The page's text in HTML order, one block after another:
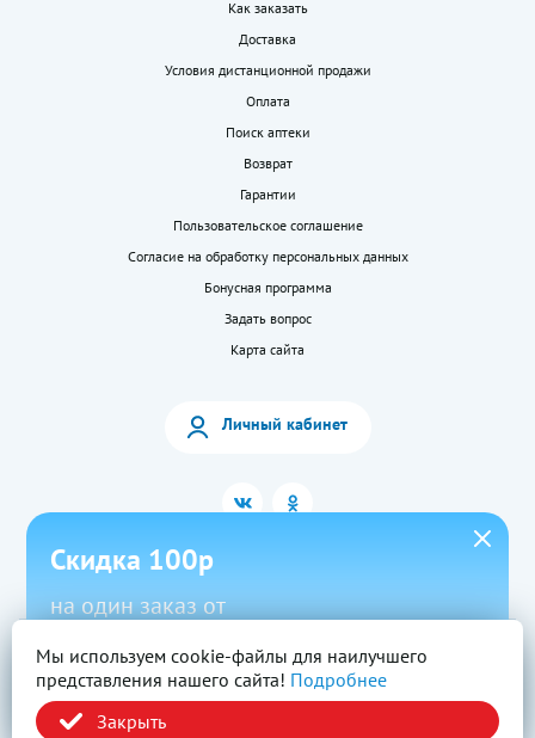
Как заказать
Доставка
Условия дистанционной продажи
Оплата
Поиск аптеки
Возврат
Гарантии
Пользовательское соглашение
Согласие на обработку персональных данных
Бонусная программа
Задать вопрос
Карта сайта
Личный кабинет
2026 © «LEKkupi»
Все права защищены.
Вся информация на сайте — собственность ООО «Моя аптека». Публикация с
сайта www.lekkupi.ru без разрешения запрещена.
ОГРН:1025404723585, Лицензия № Л042-01125-54/00269824.
Мы используем cookie-файлы для наилучшего
представления нашего сайта! Подробнее
Закрыть
Скидка 100р
на один заказ от
Скачать
Промокод Новый